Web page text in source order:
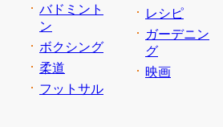
バドミント
ン
ボクシング
柔道
フットサル
レシピ
ガーデニン
グ
映画